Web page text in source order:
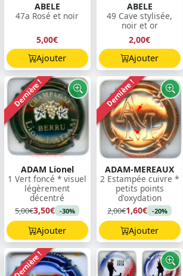
ABELE
47a Rosé et noir
5,00€
Ajouter
ABELE
49 Cave stylisée,
noir et or
2,00€
Ajouter
Dernière !
ADAM Lionel
1 Vert foncé * visuel
légèrement
décentré
5,00€3,50€ -30%
Ajouter
Dernière !
ADAM-MEREAUX
2 Estampée cuivre *
petits points
d'oxydation
2,00€1,60€ -20%
Ajouter
Dernière !